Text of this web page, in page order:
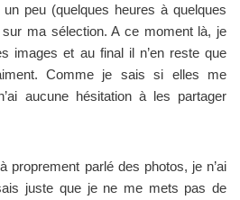
peu (quelques heures à quelques
ma sélection. A ce moment là, je
images et au final il n’en reste que
Comme je sais si elles me
aucune hésitation à les partager
proprement parlé des photos, je n’ai
juste que je ne me mets pas de